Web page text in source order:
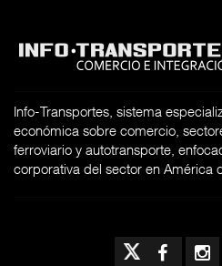
Info-Transportes, sistema
económica sobre comercio,
ferroviario y autotransporte,
corporativa del sector en América